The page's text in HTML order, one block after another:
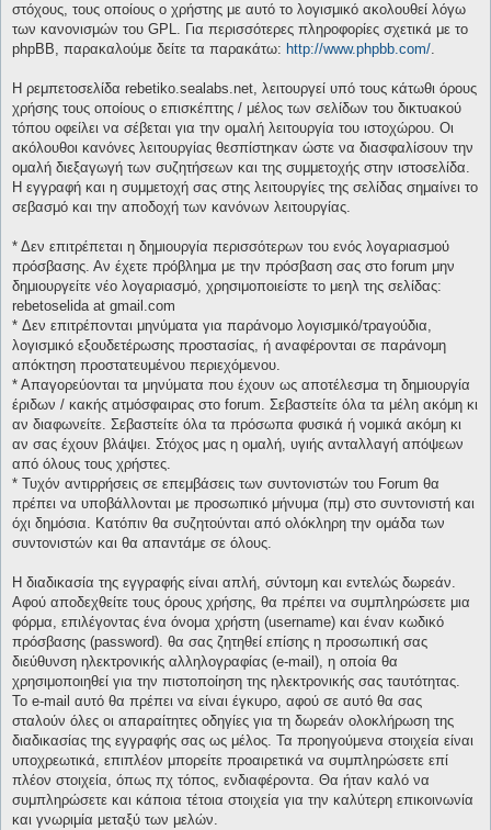
στόχους, τους οποίους ο χρήστης με αυτό το λογισμικό ακολουθεί λόγω
των κανονισμών του GPL. Για περισσότερες πληροφορίες σχετικά με το
phpBB, παρακαλούμε δείτε τα παρακάτω: http://www.phpbb.com/.
Η ρεμπετοσελίδα rebetiko.sealabs.net, λειτουργεί υπό τους κάτωθι όρους
χρήσης τους οποίους ο επισκέπτης / μέλος των σελίδων του δικτυακού
τόπου οφείλει να σέβεται για την ομαλή λειτουργία του ιστοχώρου. Οι
ακόλουθοι κανόνες λειτουργίας θεσπίστηκαν ώστε να διασφαλίσουν την
ομαλή διεξαγωγή των συζητήσεων και της συμμετοχής στην ιστοσελίδα.
Η εγγραφή και η συμμετοχή σας στης λειτουργίες της σελίδας σημαίνει το
σεβασμό και την αποδοχή των κανόνων λειτουργίας.
* Δεν επιτρέπεται η δημιουργία περισσότερων του ενός λογαριασμού
πρόσβασης. Αν έχετε πρόβλημα με την πρόσβαση σας στο forum μην
δημιουργείτε νέο λογαριασμό, χρησιμοποιείστε το μεηλ της σελίδας:
rebetoselida at gmail.com
* Δεν επιτρέπονται μηνύματα για παράνομο λογισμικό/τραγούδια,
λογισμικό εξουδετέρωσης προστασίας, ή αναφέρονται σε παράνομη
απόκτηση προστατευμένου περιεχόμενου.
* Απαγορεύονται τα μηνύματα που έχουν ως αποτέλεσμα τη δημιουργία
έριδων / κακής ατμόσφαιρας στο forum. Σεβαστείτε όλα τα μέλη ακόμη κι
αν διαφωνείτε. Σεβαστείτε όλα τα πρόσωπα φυσικά ή νομικά ακόμη κι
αν σας έχουν βλάψει. Στόχος μας η ομαλή, υγιής ανταλλαγή απόψεων
από όλους τους χρήστες.
* Τυχόν αντιρρήσεις σε επεμβάσεις των συντονιστών του Forum θα
πρέπει να υποβάλλονται με προσωπικό μήνυμα (πμ) στο συντονιστή και
όχι δημόσια. Κατόπιν θα συζητούνται από ολόκληρη την ομάδα των
συντονιστών και θα απαντάμε σε όλους.
Η διαδικασία της εγγραφής είναι απλή, σύντομη και εντελώς δωρεάν.
Αφού αποδεχθείτε τους όρους χρήσης, θα πρέπει να συμπληρώσετε μια
φόρμα, επιλέγοντας ένα όνομα χρήστη (username) και έναν κωδικό
πρόσβασης (password). θα σας ζητηθεί επίσης η προσωπική σας
διεύθυνση ηλεκτρονικής αλληλογραφίας (e-mail), η οποία θα
χρησιμοποιηθεί για την πιστοποίηση της ηλεκτρονικής σας ταυτότητας.
Το e-mail αυτό θα πρέπει να είναι έγκυρο, αφού σε αυτό θα σας
σταλούν όλες οι απαραίτητες οδηγίες για τη δωρεάν ολοκλήρωση της
διαδικασίας της εγγραφής σας ως μέλος. Τα προηγούμενα στοιχεία είναι
υποχρεωτικά, επιπλέον μπορείτε προαιρετικά να συμπληρώσετε επί
πλέον στοιχεία, όπως πχ τόπος, ενδιαφέροντα. Θα ήταν καλό να
συμπληρώσετε και κάποια τέτοια στοιχεία για την καλύτερη επικοινωνία
και γνωριμία μεταξύ των μελών.